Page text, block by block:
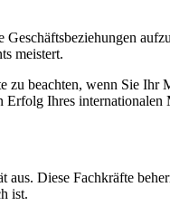
meistert.
beachten, wenn Sie Ihr
Erfolg Ihres internationalen
Diese Fachkräfte
ist.